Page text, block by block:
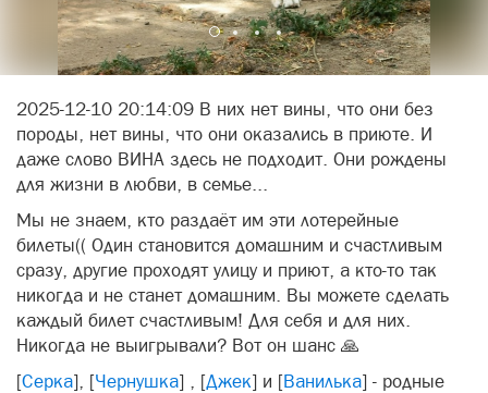
2025-12-10 20:14:09 В них нет вины, что они без
породы, нет вины, что они оказались в приюте. И
даже слово ВИНА здесь не подходит. Они рождены
для жизни в любви, в семье...
Мы не знаем, кто раздаёт им эти лотерейные
билеты(( Один становится домашним и счастливым
сразу, другие проходят улицу и приют, а кто-то так
никогда и не станет домашним. Вы можете сделать
каждый билет счастливым! Для себя и для них.
Никогда не выигрывали? Вот он шанс 🙏
[Серка], [Чернушка] , [Джек] и [Ванилька] - родные